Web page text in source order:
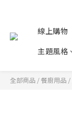
線上購物
主題風格
全部商品 /餐廚用品 /